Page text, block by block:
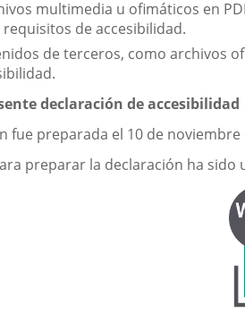
multimedia u ofimáticos en
de accesibilidad.
de terceros, como archivos
declaración de accesibilidad
fue preparada el 10 de noviembre
preparar la declaración ha sido